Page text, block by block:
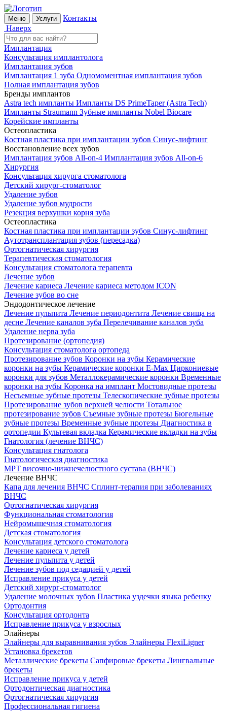
Меню Услуги
Контакты
Наверх
Имплантация
Консультация имплантолога
Имплантация зубов
Имплантация 1 зуба Одномоментная имплантация зубов
Полная имплантация зубов
Бренды имплантов
Astra tech импланты Импланты DS PrimeTaper (Astra Tech)
Импланты Straumann Зубные импланты Nobel Biocare
Корейские импланты
Остеопластика
Костная пластика при имплантации зубов Синус-лифтинг
Восстановление всех зубов
Имплантация зубов All-on-4 Имплантация зубов All-on-6
Хирургия
Консультация хирурга стоматолога
Детский хирург-стоматолог
Удаление зубов
Удаление зубов мудрости
Резекция верхушки корня зуба
Остеопластика
Костная пластика при имплантации зубов Синус-лифтинг
Аутотрансплантация зубов (пересадка)
Ортогнатическая хирургия
Терапевтическая стоматология
Консультация стоматолога терапевта
Лечение зубов
Лечение кариеса Лечение кариеса методом ICON
Лечение зубов во сне
Эндодонтическое лечение
Лечение пульпита Лечение периодонтита Лечение свища на
десне Лечение каналов зуба Перелечивание каналов зуба
Удаление нерва зуба
Протезирование (ортопедия)
Консультация стоматолога ортопеда
Протезирование зубов Коронки на зубы Керамические
коронки на зубы Керамические коронки E-Max Циркониевые
коронки для зубов Металлокерамические коронки Временные
коронки на зубы Коронка на имплант Мостовидные протезы
Несъемные зубные протезы Телескопические зубные протезы
Протезирование зубов верхней челюсти Тотальное
протезирование зубов Съемные зубные протезы Бюгельные
зубные протезы Временные зубные протезы Диагностика в
ортопедии Культевая вкладка Керамические вкладки на зубы
Гнатология (лечение ВНЧС)
Консультация гнатолога
Гнатологическая диагностика
МРТ височно-нижнечелюстного сустава (ВНЧС)
Лечение ВНЧС
Капа для лечения ВНЧС Сплинт-терапия при заболеваниях
ВНЧС
Ортогнатическая хирургия
Функциональная стоматология
Нейромышечная стоматология
Детская стоматология
Консультация детского стоматолога
Лечение кариеса у детей
Лечение пульпита у детей
Лечение зубов под седацией у детей
Исправление прикуса у детей
Детский хирург-стоматолог
Удаление молочных зубов Пластика уздечки языка ребенку
Ортодонтия
Консультация ортодонта
Исправление прикуса у взрослых
Элайнеры
Элайнеры для выравнивания зубов Элайнеры FlexiLigner
Установка брекетов
Металлические брекеты Сапфировые брекеты Лингвальные
брекеты
Исправление прикуса у детей
Ортодонтическая диагностика
Ортогнатическая хирургия
Профессиональная гигиена